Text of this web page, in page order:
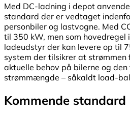
Med DC-ladning i depot
standard der er vedtaget
personbiler og lastvogne. Med
til 350 kW, men som hovedregel
ladeudstyr der kan levere op til
system der tilsikrer at
aktuelle behov på bilerne og
strømmængde – såkaldt load-
Kommende standard